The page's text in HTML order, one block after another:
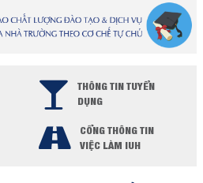
THÔNG TIN TUYỂN
DỤNG
CỔNG THÔNG TIN
VIỆC LÀM IUH